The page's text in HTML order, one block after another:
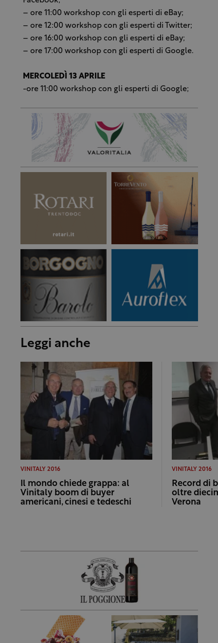
– ore 11:00 workshop con gli esperti di eBay;
– ore 12:00 workshop con gli esperti di Twitter;
– ore 16:00 workshop con gli esperti di eBay;
– ore 17:00 workshop con gli esperti di Google.
MERCOLEDÌ 13 APRILE
-ore 11:00 workshop con gli esperti di Google;
Leggi anche
VINITALY 2016
Il mondo chiede grappa: al
Vinitaly boom di buyer
americani, cinesi e tedeschi
VINITALY 2016
Record di
oltre
Verona